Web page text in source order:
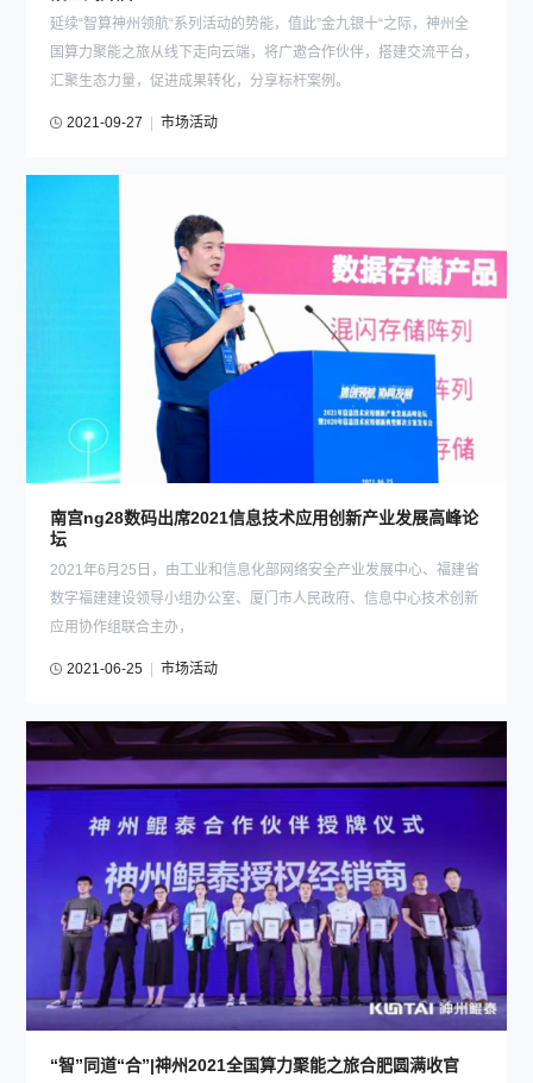
延续“智算神州领航“系列活动的势能，值此”金九银十“之际，神州全
国算力聚能之旅从线下走向云端，将广邀合作伙伴，搭建交流平台，
汇聚生态力量，促进成果转化，分享标杆案例。
2021-09-27 | 市场活动
南宫ng28数码出席2021信息技术应用创新产业发展高峰论
坛
2021年6月25日，由工业和信息化部网络安全产业发展中心、福建省
数字福建建设领导小组办公室、厦门市人民政府、信息中心技术创新
应用协作组联合主办，
2021-06-25 市场活动
“智”同道“合”|神州2021全国算力聚能之旅合肥圆满收官